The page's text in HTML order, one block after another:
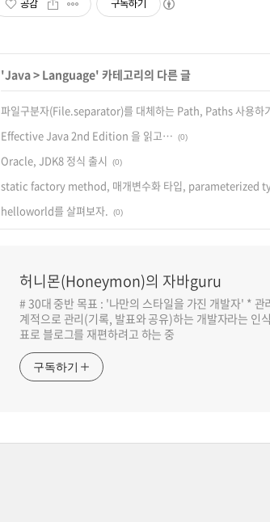
공감 구독하기
'Java> Language' 카테고리의 다른 글
파일구분자(File.separator)를 대체하는 Path, Paths 사용하
Effective Java 2nd Edition 을 읽고…
(0)
Oracle, JDK8 정식 출시
(0)
static factory method, 매개변수화 타입, parameterized
helloworld를 살펴보자.
(0)
허니몬(Honeymon)의 자바guru
# 30대 중반 목표 : '나만의 스타일을 가진 개발자' *
계적으로 관리(기록, 발표와 공유)하는 개발자라는 인
표로 블로그를 재편하려고 하는 중
구독하기